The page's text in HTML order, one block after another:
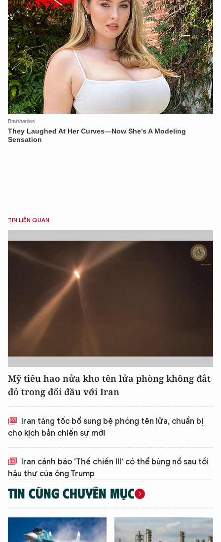
TIN LIÊN QUAN
Mỹ tiêu hao nửa kho tên lửa phòng không đắt
đỏ trong đối đầu với Iran
Iran tăng tốc bổ sung bệ phóng tên lửa, chuẩn bị
cho kịch bản chiến sự mới
Iran cảnh báo 'Thế chiến III' có thể bùng nổ sau tối
hậu thư của ông Trump
TIN CÙNG CHUYÊN MỤC